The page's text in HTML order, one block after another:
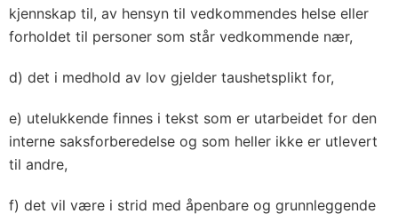
kjennskap til, av hensyn til vedkommendes helse eller
forholdet til personer som står vedkommende nær,
d) det i medhold av lov gjelder taushetsplikt for,
e) utelukkende finnes i tekst som er utarbeidet for den
interne saksforberedelse og som heller ikke er utlevert
til andre,
f) det vil være i strid med åpenbare og grunnleggende